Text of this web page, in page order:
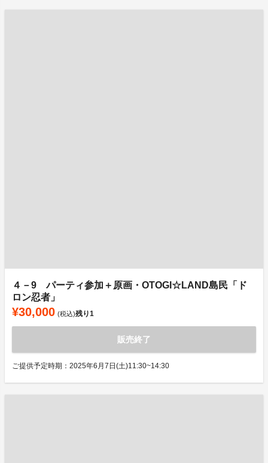
４－9 パーティ参加＋原画・OTOGI☆LAND島民「ド
ロン忍者」
¥30,000 (税込)残り1
販売終了
ご提供予定時期：2025年6月7日(土)11:30~14:30